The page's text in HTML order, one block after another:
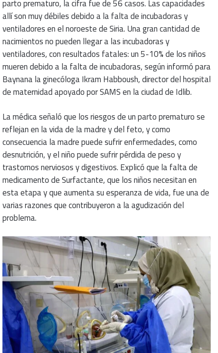
parto prematuro, la cifra fue de 56 casos. Las capacidades
allí son muy débiles debido a la falta de incubadoras y
ventiladores en el noroeste de Siria. Una gran cantidad de
nacimientos no pueden llegar a las incubadoras y
ventiladores, con resultados fatales: un 5-10% de los niños
mueren debido a la falta de incubadoras, según informó para
Baynana la ginecóloga Ikram Habboush, director del hospital
de maternidad apoyado por SAMS en la ciudad de Idlib.
La médica señaló que los riesgos de un parto prematuro se
reflejan en la vida de la madre y del feto, y como
consecuencia la madre puede sufrir enfermedades, como
desnutrición, y el niño puede sufrir pérdida de peso y
trastornos nerviosos y digestivos. Explicó que la falta de
medicamento de Surfactante, que los niños necesitan en
esta etapa y que aumenta su esperanza de vida, fue una de
varias razones que contribuyeron a la agudización del
problema.